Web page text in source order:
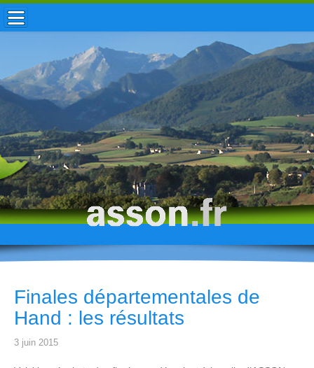
ACCUEIL / INFOS
MUNICIPALITÉ
VIE LOCALE
ENFANCE
TOURISME
HISTOIRE
Finales départementales de
Hand : les résultats
3 juin 2015